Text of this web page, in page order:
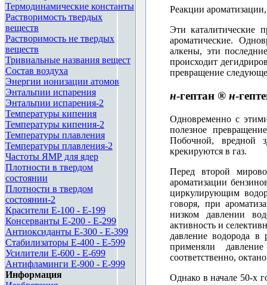
Термодинамические константы
Растворимость твердых
веществ
Растворимость не твердых
веществ
Тривиальные названия вещест
Состав воздуха
Энергии ионизации атомов
Энтальпии испарения
Энтальпии испарения-2
Температуры кипения
Температуры кипения-2
Температуры плавления
Температуры плавления-2
Частоты ЯМР для ядер
Плотности в твердом
состоянии
Плотности в твердом
состоянии-2
Красители E-100 - E-199
Консерванты E-200 - E-299
Антиоксиданты E-300 - E-399
Стабилизаторы E-400 - E-599
Усилители E-600 - E-699
Антифламинги E-900 - E-999
Информация
Реакции
Эти каталитические
ароматические.
алкены, эти
происходит
превращение
н-гептан ® н-
Одновременно с
полезное
Побочной, вредной
крекируются в газ.
Перед второй
ароматизации
циркулирующим
говоря, при
низком давлении
активность и
давление водорода в
применяли
соответственно,
Однако в начале 50-х